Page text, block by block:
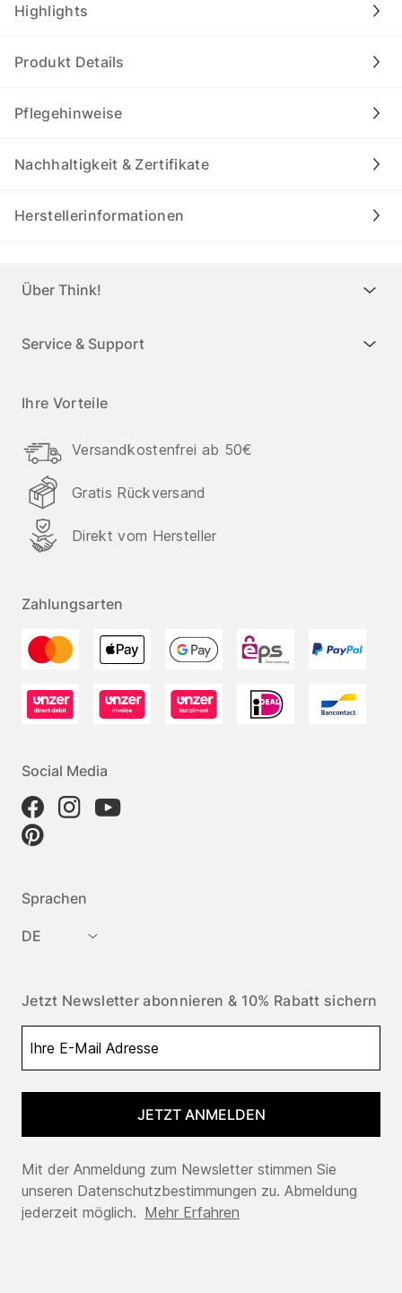
Highlights
Produkt Details
Pflegehinweise
Nachhaltigkeit & Zertifikate
Herstellerinformationen
Über Think!
Service & Support
Ihre Vorteile
Versandkostenfrei ab 50€
Gratis Rückversand
Direkt vom Hersteller
Zahlungsarten
Social Media
Sprachen
DE
Jetzt Newsletter abonnieren & 10% Rabatt sichern
JETZT ANMELDEN
Mit der Anmeldung zum Newsletter stimmen Sie
unseren Datenschutzbestimmungen zu. Abmeldung
jederzeit möglich. Mehr Erfahren